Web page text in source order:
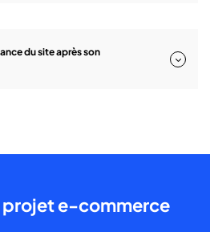
du site après son
projet e-commerce